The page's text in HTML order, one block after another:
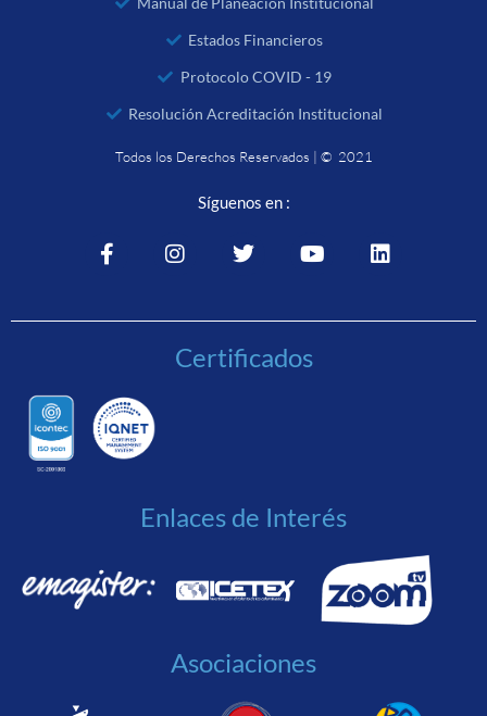
Estados Financieros
Protocolo COVID - 19
Resolución Acreditación Institucional
Todos los Derechos Reservados | © 2021
Síguenos en :
Certificados
Enlaces de Interés
Asociaciones